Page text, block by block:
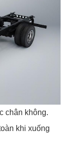
chân không.
khi xuống